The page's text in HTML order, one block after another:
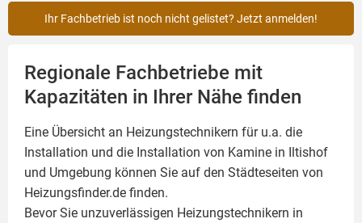
Ihr Fachbetrieb ist noch nicht gelistet? Jetzt anmelden!
Regionale Fachbetriebe mit
Kapazitäten in Ihrer Nähe finden
Eine Übersicht an Heizungstechnikern für u.a. die
Installation und die Installation von Kamine in Iltishof
und Umgebung können Sie auf den Städteseiten von
Heizungsfinder.de finden.
Bevor Sie unzuverlässigen Heizungstechnikern in